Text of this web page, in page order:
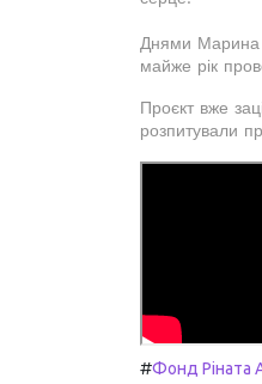
Днями Марина
майже рік
Проєкт вже
розпитували
#Фонд Ріната